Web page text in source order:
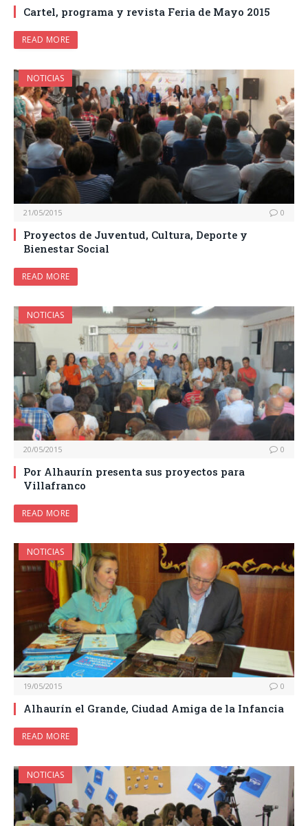
Cartel, programa y revista Feria de Mayo 2015
READ MORE
NOTICIAS
21/05/2015 0
Proyectos de Juventud, Cultura, Deporte y
Bienestar Social
READ MORE
NOTICIAS
20/05/2015 0
Por Alhaurín presenta sus proyectos para
Villafranco
READ MORE
NOTICIAS
19/05/2015 0
Alhaurín el Grande, Ciudad Amiga de la Infancia
READ MORE
NOTICIAS